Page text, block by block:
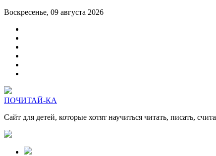
Воскресенье, 09 августа 2026
ПОЧИТАЙ-КА
Сайт для детей, которые хотят научиться читать, писать,